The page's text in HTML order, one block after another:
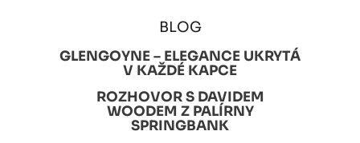
BLOG
GLENGOYNE – ELEGANCE UKRYTÁ
V KAŽDÉ KAPCE
ROZHOVOR S DAVIDEM
WOODEM Z PALÍRNY
SPRINGBANK